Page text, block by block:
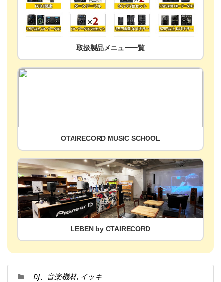
取扱製品メニュー一覧
OTAIRECORD MUSIC SCHOOL
LEBEN by OTAIRECORD
DJ、音楽機材, イッキ